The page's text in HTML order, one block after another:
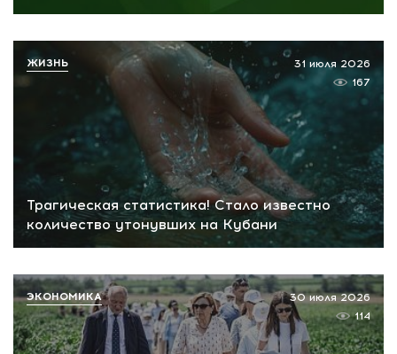
Трагическая статистика! Стало известно
количество утонувших на Кубани
31 июля 2026
167
ЖИЗНЬ
30 июля 2026
114
ЭКОНОМИКА